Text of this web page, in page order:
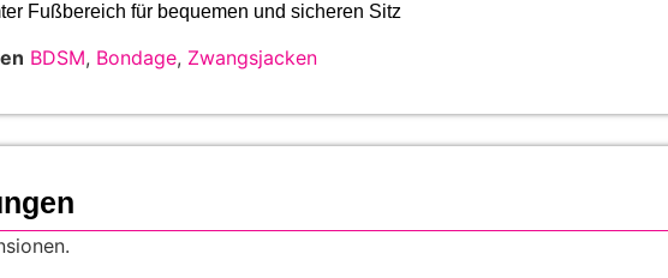
Fußbereich für bequemen und sicheren Sitz
BDSM, Bondage, Zwangsjacken